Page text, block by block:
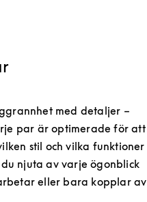
med detaljer –
par är optimerade för att
stil och vilka funktioner
njuta av varje ögonblick
eller bara kopplar av